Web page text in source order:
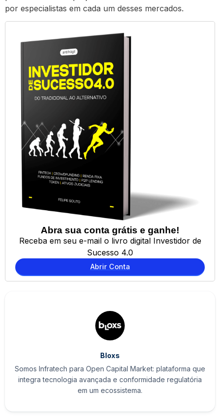
por especialistas em cada um desses mercados.
Abra sua conta grátis e ganhe!
Receba em seu e-mail o livro digital Investidor de
Sucesso 4.0
Abrir Conta
Bloxs
Somos Infratech para Open Capital Market: plataforma que
integra tecnologia avançada e conformidade regulatória
em um ecossistema.